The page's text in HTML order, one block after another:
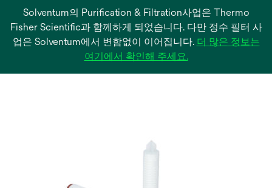
Solventum의 Purification & Filtration사업은 Thermo
Fisher Scientific과 함께하게 되었습니다. 다만 정수 필터 사
업은 Solventum에서 변함없이 이어집니다. 더 많은 정보는
여기에서 확인해 주세요.새